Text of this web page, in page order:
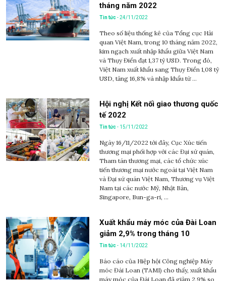
tháng năm 2022
Tin tức- 24/11/2022
Theo số liệu thống kê của Tổng cục Hải
quan Việt Nam, trong 10 tháng năm 2022,
kim ngạch xuất nhập khẩu giữa Việt Nam
và Thụy Điển đạt 1,37 tỷ USD. Trong đó,
Việt Nam xuất khẩu sang Thụy Điển 1,08 tỷ
USD, tăng 16,8% và nhập khẩu từ ...
Hội nghị Kết nối giao thương quốc
tế 2022
Tin tức- 15/11/2022
Ngày 16/11/2022 tới đây, Cục Xúc tiến
thương mại phối hợp với các Đại sứ quán,
Tham tán thương mại, các tổ chức xúc
tiến thương mại nước ngoài tại Việt Nam
và Đại sứ quán Việt Nam, Thương vụ Việt
Nam tại các nước Mỹ, Nhật Bản,
Singapore, Bun-ga-ri, ...
Xuất khẩu máy móc của Đài Loan
giảm 2,9% trong tháng 10
Tin tức- 14/11/2022
Báo cáo của Hiệp hội Công nghiệp Máy
móc Đài Loan (TAMI) cho thấy, xuất khẩu
máy móc của Đài Loan đã giảm 2,9% so